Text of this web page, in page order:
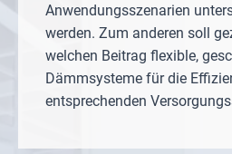
Anwendungsszenarien
werden. Zum anderen soll
welchen Beitrag flexible,
Dämmsysteme für die
entsprechenden